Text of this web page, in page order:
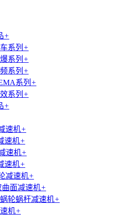
+
系列 +
系列 +
系列 +
系列 +
系列 +
+
速机+
速机+
速机+
速机+
减速机+
面减速机+
轮蜗杆减速机+
机+